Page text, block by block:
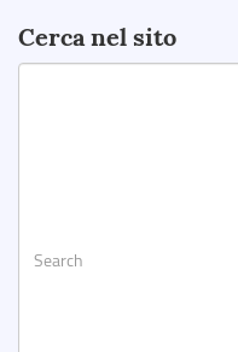
Cerca nel sito